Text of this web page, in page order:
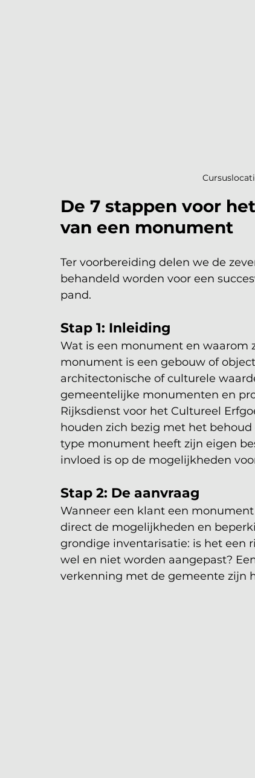
De 7 stappen voor
van een monument
Ter voorbereiding delen we de
behandeld worden voor een
pand.
Stap 1: Inleiding
Wat is een monument en waarom
monument is een gebouw of
architectonische of culturele
gemeentelijke monumenten en
Rijksdienst voor het Cultureel
houden zich bezig met het
type monument heeft zijn eigen
invloed is op de mogelijkheden
Stap 2: De aanvraag
Wanneer een klant een
direct de mogelijkheden en
grondige inventarisatie: is het een
wel en niet worden aangepast?
verkenning met de gemeente zijn